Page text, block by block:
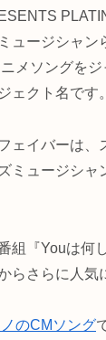
ュージシャン
メソングを
ェクト名です。
ェイバーは、
ミュージシャ
組『Youは何
らさらに人気
のCMソング